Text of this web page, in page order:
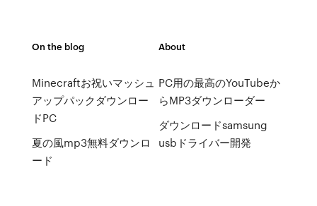
On the blog
Minecraftお祝いマッシュ
アップパックダウンロー
ドPC
夏の風mp3無料ダウンロ
ード
About
PC用の最高のYouTubeか
らMP3ダウンローダー
ダウンロードsamsung
usbドライバー開発